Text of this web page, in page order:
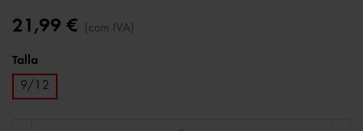
21,99 € (com IVA)
Talla
9/12